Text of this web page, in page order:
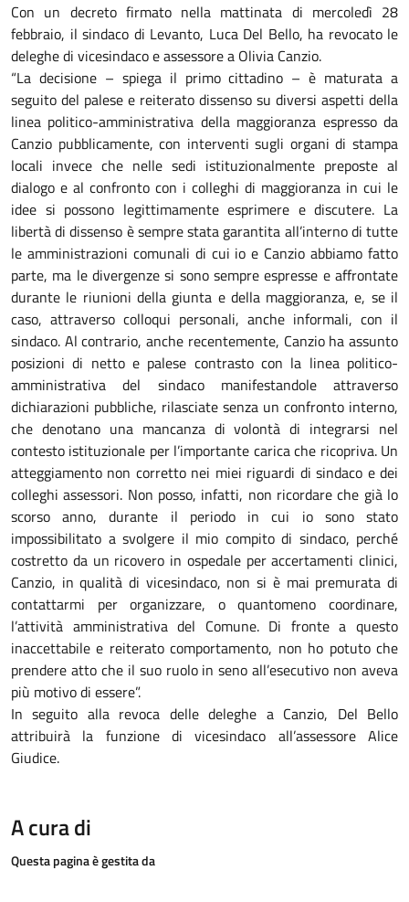
Con un decreto firmato nella mattinata di mercoledì 28
febbraio, il sindaco di Levanto, Luca Del Bello, ha revocato le
deleghe di vicesindaco e assessore a Olivia Canzio.
“La decisione – spiega il primo cittadino – è maturata a
seguito del palese e reiterato dissenso su diversi aspetti della
linea politico-amministrativa della maggioranza espresso da
Canzio pubblicamente, con interventi sugli organi di stampa
locali invece che nelle sedi istituzionalmente preposte al
dialogo e al confronto con i colleghi di maggioranza in cui le
idee si possono legittimamente esprimere e discutere. La
libertà di dissenso è sempre stata garantita all’interno di tutte
le amministrazioni comunali di cui io e Canzio abbiamo fatto
parte, ma le divergenze si sono sempre espresse e affrontate
durante le riunioni della giunta e della maggioranza, e, se il
caso, attraverso colloqui personali, anche informali, con il
sindaco. Al contrario, anche recentemente, Canzio ha assunto
posizioni di netto e palese contrasto con la linea politico-
amministrativa del sindaco manifestandole attraverso
dichiarazioni pubbliche, rilasciate senza un confronto interno,
che denotano una mancanza di volontà di integrarsi nel
contesto istituzionale per l’importante carica che ricopriva. Un
atteggiamento non corretto nei miei riguardi di sindaco e dei
colleghi assessori. Non posso, infatti, non ricordare che già lo
scorso anno, durante il periodo in cui io sono stato
impossibilitato a svolgere il mio compito di sindaco, perché
costretto da un ricovero in ospedale per accertamenti clinici,
Canzio, in qualità di vicesindaco, non si è mai premurata di
contattarmi per organizzare, o quantomeno coordinare,
l’attività amministrativa del Comune. Di fronte a questo
inaccettabile e reiterato comportamento, non ho potuto che
prendere atto che il suo ruolo in seno all’esecutivo non aveva
più motivo di essere”.
In seguito alla revoca delle deleghe a Canzio, Del Bello
attribuirà la funzione di vicesindaco all’assessore Alice
Giudice.
A cura di
Questa pagina è gestita da